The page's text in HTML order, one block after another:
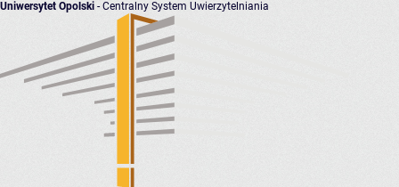
Uniwersytet Opolski - Centralny System Uwierzytelniania